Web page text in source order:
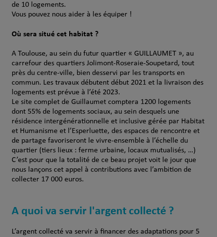
de 10 logements.
Vous pouvez nous aider à les équiper !
Où sera situé cet habitat ?
A Toulouse, au sein du futur quartier « GUILLAUMET », au
carrefour des quartiers Jolimont-Roseraie-Soupetard, tout
près du centre-ville, bien desservi par les transports en
commun. Les travaux débutent début 2021 et la livraison des
logements est prévue à l’été 2023.
Le site complet de Guillaumet comptera 1200 logements
dont 55% de logements sociaux, au sein desquels une
résidence intergénérationnelle et inclusive gérée par Habitat
et Humanisme et l’Esperluette, des espaces de rencontre et
de partage favoriseront le vivre-ensemble à l’échelle du
quartier (tiers lieux : ferme urbaine, locaux mutualisés, …)
C’est pour que la totalité de ce beau projet voit le jour que
nous lançons cet appel à contributions avec l’ambition de
collecter 17 000 euros.
A quoi va servir l'argent collecté ?
L’argent collecté va servir à financer des adaptations pour 5